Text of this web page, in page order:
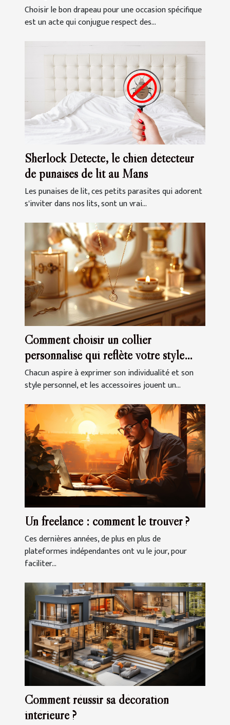
Choisir le bon drapeau pour une occasion spécifique
est un acte qui conjugue respect des...
Sherlock Détecte, le chien détecteur
de punaises de lit au Mans
Les punaises de lit, ces petits parasites qui adorent
s'inviter dans nos lits, sont un vrai...
Comment choisir un collier
personnalisé qui reflète votre style
unique
Chacun aspire à exprimer son individualité et son
style personnel, et les accessoires jouent un...
Un freelance : comment le trouver ?
Ces dernières années, de plus en plus de
plateformes indépendantes ont vu le jour, pour
faciliter...
Comment réussir sa décoration
intérieure ?